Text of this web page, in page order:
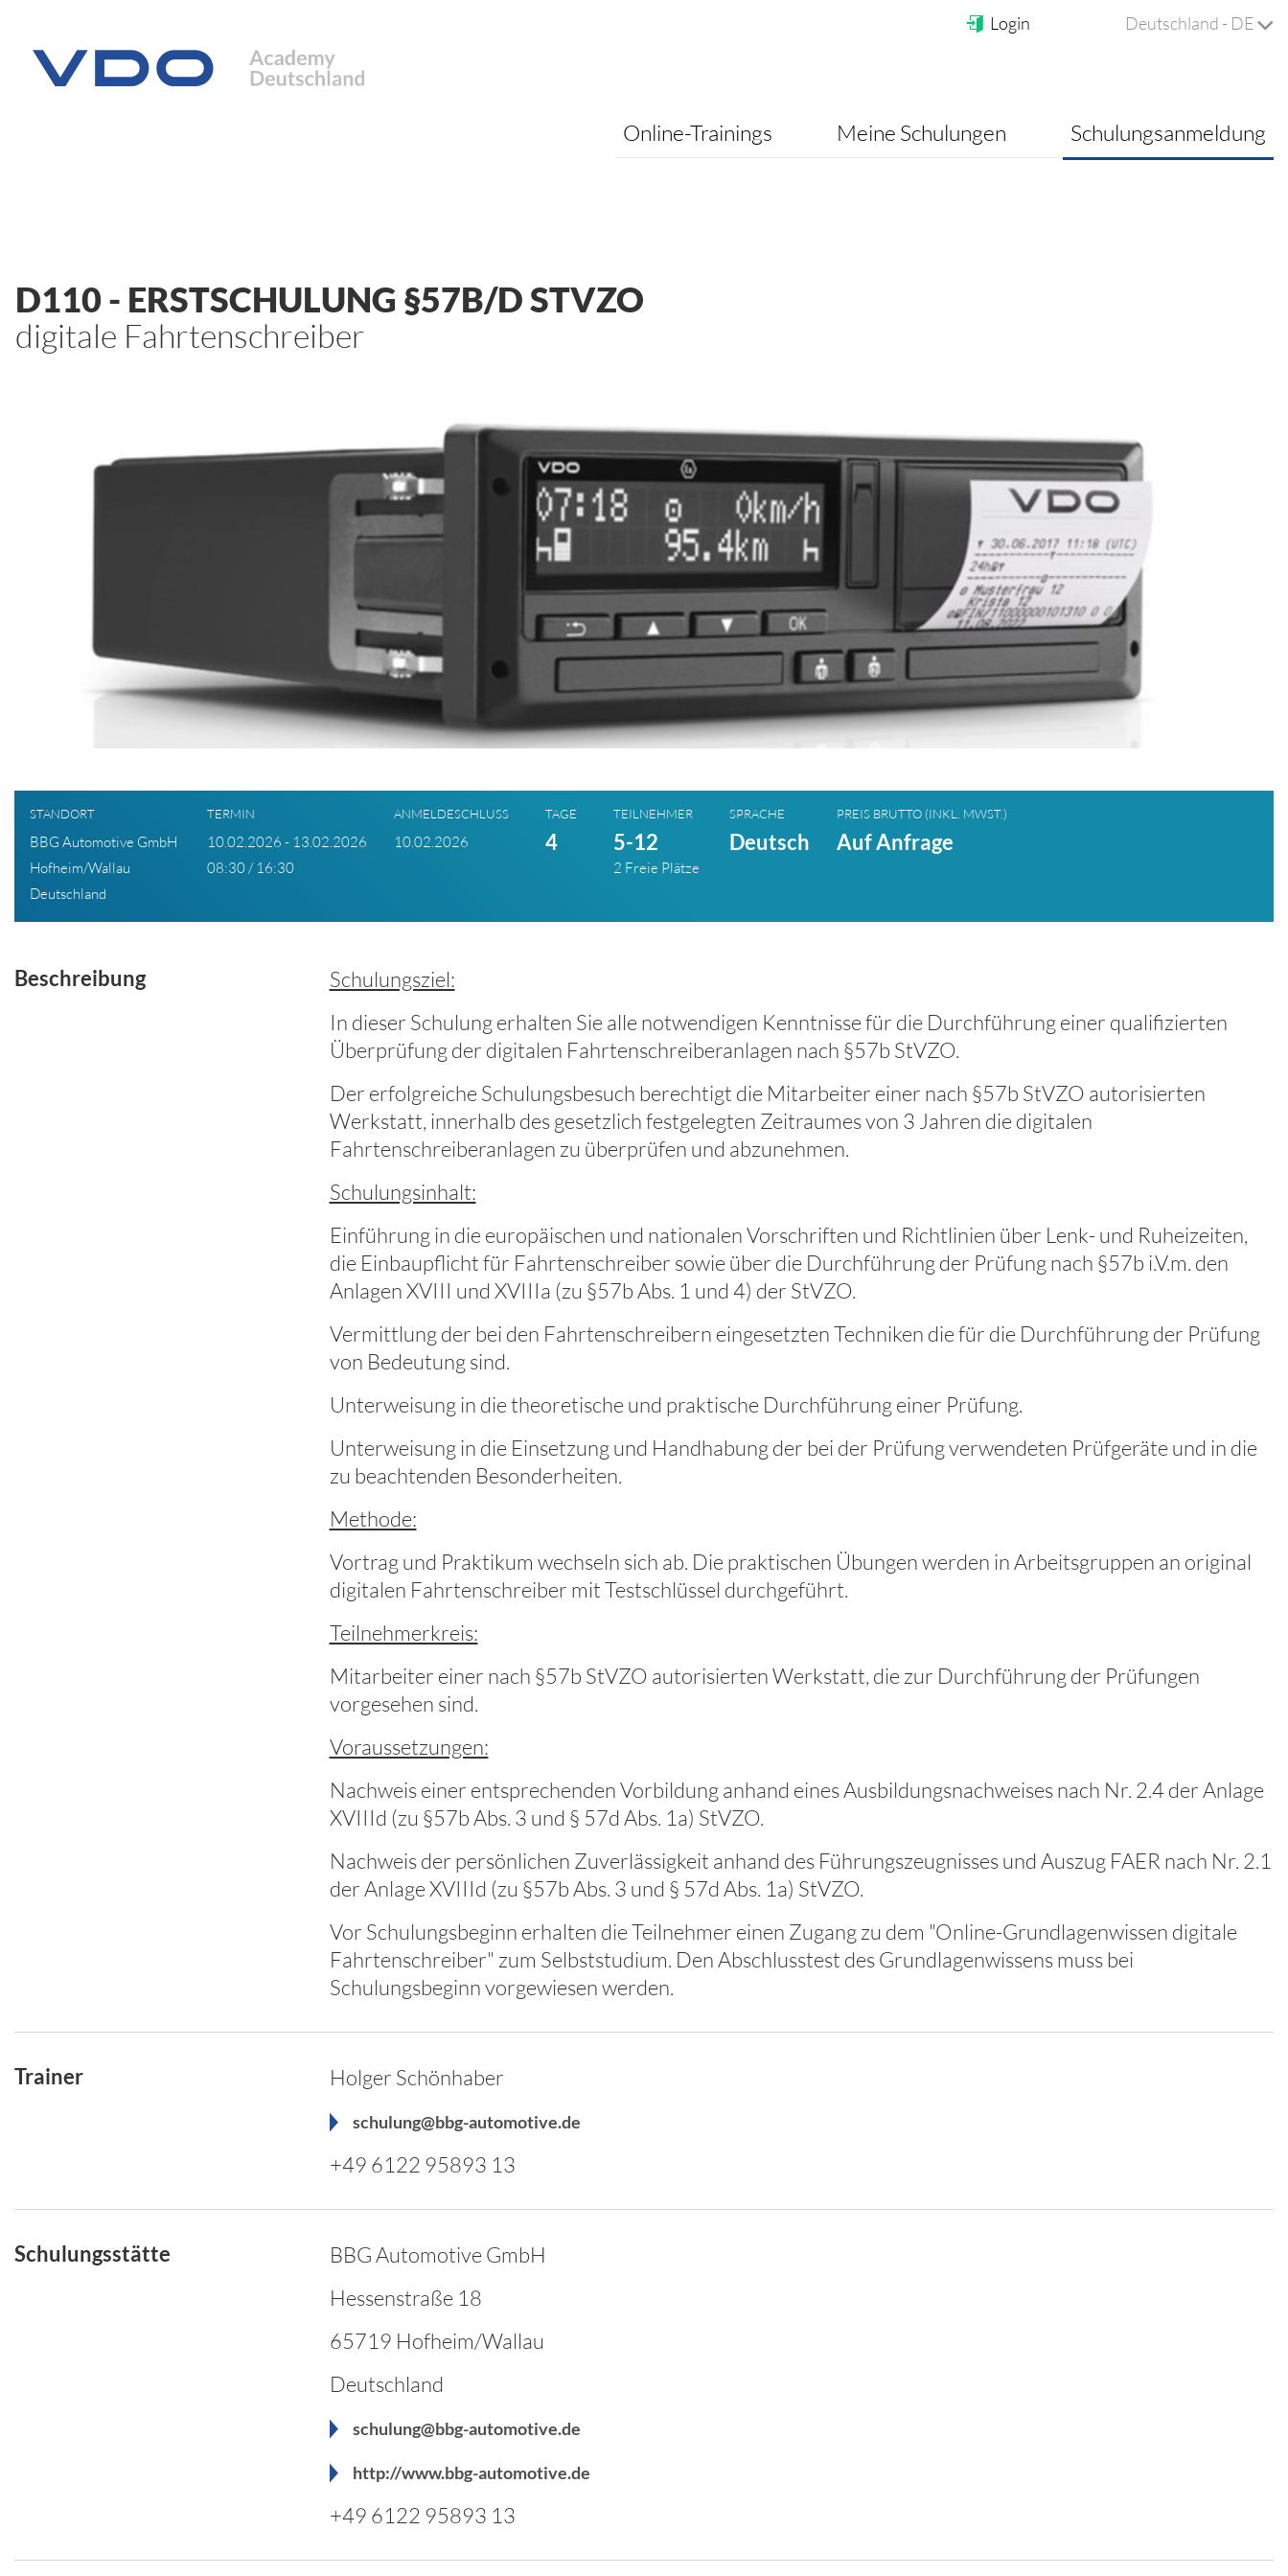
Login Deutschland - DE
Online-Trainings Meine Schulungen Schulungsanmeldung
D110- ERSTSCHULUNG §57B/D STVZO
digitale Fahrtenschreiber
STANDORT
BBG Automotive GmbH
Hofheim/Wallau
Deutschland
TERMIN
10.02.2026 - 13.02.2026
08:30 / 16:30
ANMELDESCHLUSS
10.02.2026
TAGE
4
TEILNEHMER
5-12
2 Freie Plätze
SPRACHE
Deutsch
PREIS BRUTTO (INKL. MWST.)
Auf Anfrage
Beschreibung
Schulungsziel:
In dieser Schulung erhalten Sie alle notwendigen Kenntnisse für die Durchführung einer qualifizierten
Überprüfung der digitalen Fahrtenschreiberanlagen nach §57b StVZO.
Der erfolgreiche Schulungsbesuch berechtigt die Mitarbeiter einer nach §57b StVZO autorisierten
Werkstatt, innerhalb des gesetzlich festgelegten Zeitraumes von 3 Jahren die digitalen
Fahrtenschreiberanlagen zu überprüfen und abzunehmen.
Schulungsinhalt:
Einführung in die europäischen und nationalen Vorschriften und Richtlinien über Lenk- und Ruheizeiten,
die Einbaupflicht für Fahrtenschreiber sowie über die Durchführung der Prüfung nach §57b i.V.m. den
Anlagen XVIII und XVIIIa (zu §57b Abs. 1 und 4) der StVZO.
Vermittlung der bei den Fahrtenschreibern eingesetzten Techniken die für die Durchführung der Prüfung
von Bedeutung sind.
Unterweisung in die theoretische und praktische Durchführung einer Prüfung.
Unterweisung in die Einsetzung und Handhabung der bei der Prüfung verwendeten Prüfgeräte und in die
zu beachtenden Besonderheiten.
Methode:
Vortrag und Praktikum wechseln sich ab. Die praktischen Übungen werden in Arbeitsgruppen an original
digitalen Fahrtenschreiber mit Testschlüssel durchgeführt.
Teilnehmerkreis:
Mitarbeiter einer nach §57b StVZO autorisierten Werkstatt, die zur Durchführung der Prüfungen
vorgesehen sind.
Voraussetzungen:
Nachweis einer entsprechenden Vorbildung anhand eines Ausbildungsnachweises nach Nr. 2.4 der Anlage
XVIIId (zu §57b Abs. 3 und § 57d Abs. 1a) StVZO.
Nachweis der persönlichen Zuverlässigkeit anhand des Führungszeugnisses und Auszug FAER nach Nr. 2.1
der Anlage XVIIId (zu §57b Abs. 3 und § 57d Abs. 1a) StVZO.
Vor Schulungsbeginn erhalten die Teilnehmer einen Zugang zu dem "Online-Grundlagenwissen digitale
Fahrtenschreiber" zum Selbststudium. Den Abschlusstest des Grundlagenwissens muss bei
Schulungsbeginn vorgewiesen werden.
Trainer Holger Schönhaber
schulung@bbg-automotive.de
+49 6122 95893 13
Schulungsstätte
BBG Automotive GmbH
Hessenstraße 18
65719 Hofheim/Wallau
Deutschland
schulung@bbg-automotive.de
http://www.bbg-automotive.de
+49 6122 95893 13